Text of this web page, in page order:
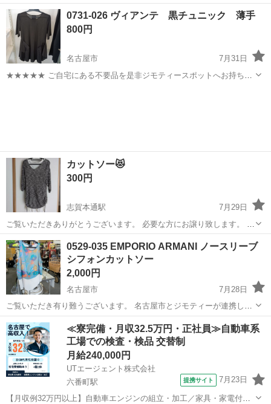
みしませんか？ 家電、趣味・スポーツ・レジャー用品、こども用品、
衣料服飾品、生活雑貨、家具、本、CD・DVDなどが無料でまとめて持
ち込めます！ ※詳細はこ...
愛知 名古屋市 カットソー ちりめん
0731-026 ヴィアンテ 黒チュニック 薄手
800円
名古屋市
7月31日
★★★★★ ご自宅にある不要品を是非ジモティースポットへお持ち込
カットソー😻
300円
志賀本通駅
7月29日
ご覧いただきありがとうございます。 必要な方にお譲り致します。 ご
連絡お待ちしてます。 宜しくお願い致します。(*^^*)
愛知 名古屋市
0529-035 EMPORIO ARMANI ノースリーブ
シフォンカットソー
2,000円
名古屋市
7月28日
ご覧いただき有り難うございます。 名古屋市とジモティーが連携して
運営しています。 粗⼤ごみ等の減量を⽬的にまだ使えるものをリユー
スしています。 ★★★★★ ご自宅にある不要品を是非ジモティースポ
ットへお持...
愛知 名古屋市 カットソー リユース
≪寮完備・月収32.5万円・正社員≫自動車系
工場での検査・検品 交替制
月給240,000円
UTエージェント株式会社
六番町駅
提携サイト 7月23日
【月収例32万円以上】自動車エンジンの組立・加工／家具・家電付き